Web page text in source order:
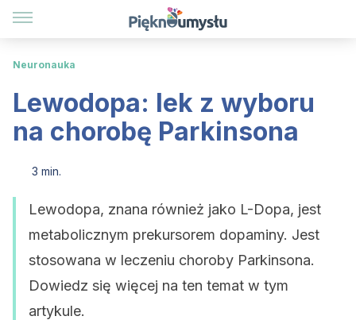
Neuronauka
Lewodopa: lek z wyboru
na chorobę Parkinsona
3 min.
Lewodopa, znana również jako L-Dopa, jest
metabolicznym prekursorem dopaminy. Jest
stosowana w leczeniu choroby Parkinsona.
Dowiedz się więcej na ten temat w tym
artykule.